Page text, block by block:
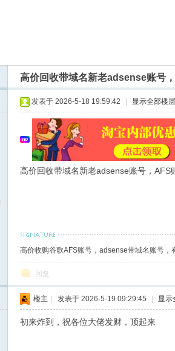
高价回收带域名新老adsense账号
发表于 2026-5-18 19:59:42 显示全部楼层
高价回收带域名新老adsense账号，AFS
高价收购谷歌AFS账号，adsense带域名账号
回复
楼主 发表于 2026-5-19 09:29:45 显示
初来炸到，祝各位大佬发财，顶起来